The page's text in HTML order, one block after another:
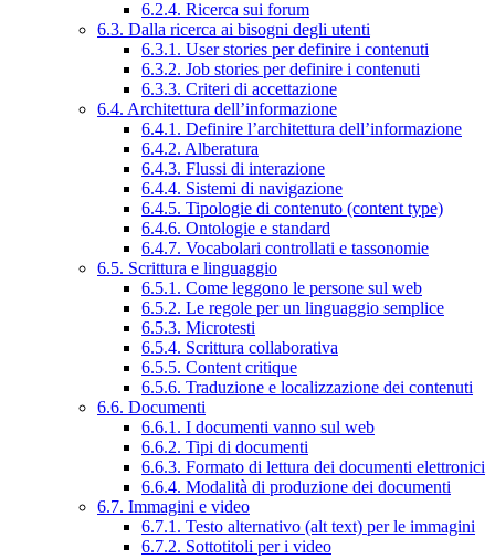
6.2.4. Ricerca sui forum
6.3. Dalla ricerca ai bisogni degli utenti
6.3.1. User stories per definire i contenuti
6.3.2. Job stories per definire i contenuti
6.3.3. Criteri di accettazione
6.4. Architettura dell’informazione
6.4.1. Definire l’architettura dell’informazione
6.4.2. Alberatura
6.4.3. Flussi di interazione
6.4.4. Sistemi di navigazione
6.4.5. Tipologie di contenuto (content type)
6.4.6. Ontologie e standard
6.4.7. Vocabolari controllati e tassonomie
6.5. Scrittura e linguaggio
6.5.1. Come leggono le persone sul web
6.5.2. Le regole per un linguaggio semplice
6.5.3. Microtesti
6.5.4. Scrittura collaborativa
6.5.5. Content critique
6.5.6. Traduzione e localizzazione dei contenuti
6.6. Documenti
6.6.1. I documenti vanno sul web
6.6.2. Tipi di documenti
6.6.3. Formato di lettura dei documenti elettronici
6.6.4. Modalità di produzione dei documenti
6.7. Immagini e video
6.7.1. Testo alternativo (alt text) per le immagini
6.7.2. Sottotitoli per i video